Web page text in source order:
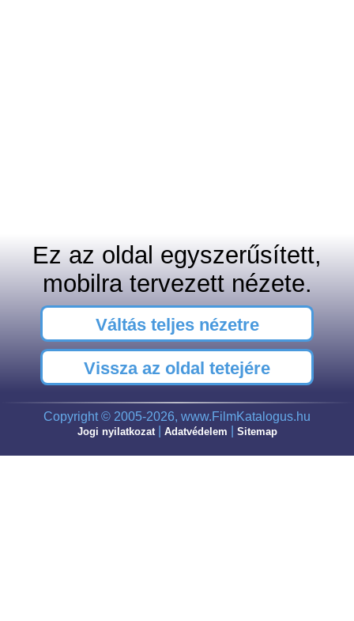
Ez az oldal egyszerűsített,
mobilra tervezett nézete.
Váltás teljes nézetre
Vissza az oldal tetejére
Copyright © 2005-2026, www.FilmKatalogus.hu
Jogi nyilatkozat| Adatvédelem Sitemap